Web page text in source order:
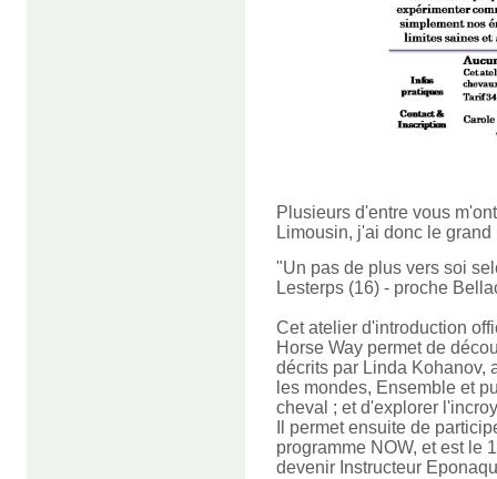
Plusieurs d'entre vous
Limousin, j'ai donc le
"Un pas de plus vers soi
Lesterps (16) - proche
Cet atelier d'introduction
Horse Way permet de
décrits par Linda Kohanov,
les mondes, Ensemble et
cheval ; et d'explorer
Il permet ensuite de
programme NOW, et est le
devenir Instructeur